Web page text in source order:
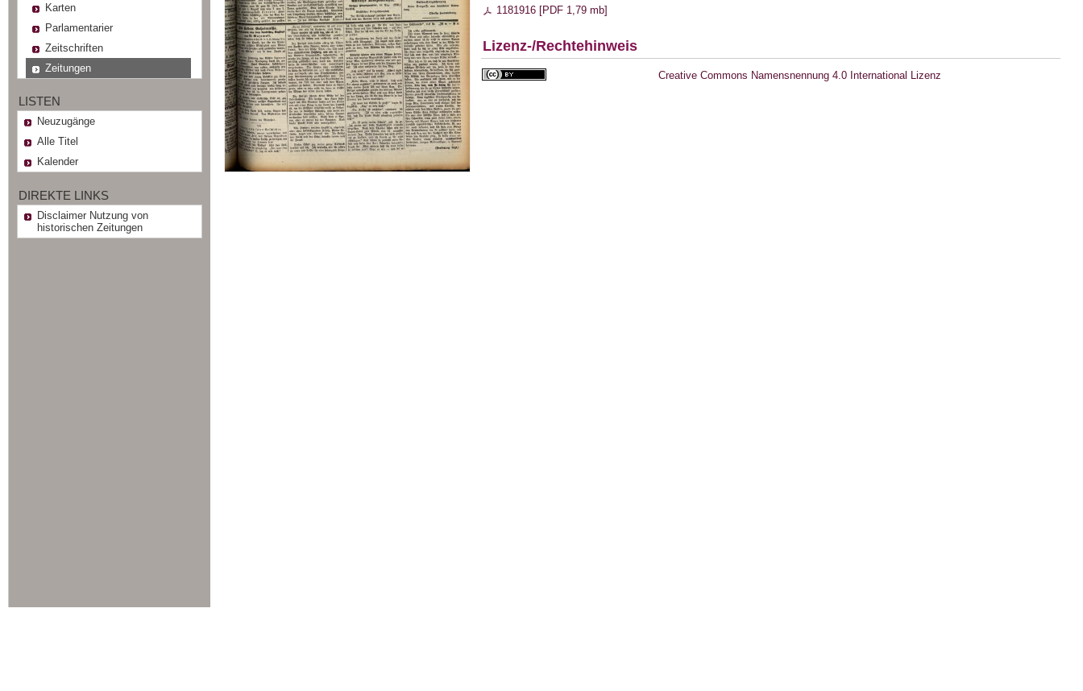
Karten
Parlamentarier
Zeitschriften
Zeitungen
LISTEN
Neuzugänge
Alle Titel
Kalender
DIREKTE LINKS
Disclaimer Nutzung von
historischen Zeitungen
1181916 [PDF 1,79 mb]
Lizenz-/Rechtehinweis
Creative Commons Namensnennung 4.0 International Lizenz